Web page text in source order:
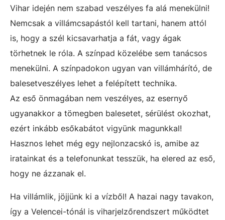
Vihar idején nem szabad veszélyes fa alá menekülni!
Nemcsak a villámcsapástól kell tartani, hanem attól
is, hogy a szél kicsavarhatja a fát, vagy ágak
törhetnek le róla. A színpad közelébe sem tanácsos
menekülni. A színpadokon ugyan van villámhárító, de
balesetveszélyes lehet a felépített technika.
Az eső önmagában nem veszélyes, az esernyő
ugyanakkor a tömegben balesetet, sérülést okozhat,
ezért inkább esőkabátot vigyünk magunkkal!
Hasznos lehet még egy nejlonzacskó is, amibe az
iratainkat és a telefonunkat tesszük, ha elered az eső,
hogy ne ázzanak el.
Ha villámlik, jöjjünk ki a vízből! A hazai nagy tavakon,
így a Velencei-tónál is viharjelzőrendszert működtet